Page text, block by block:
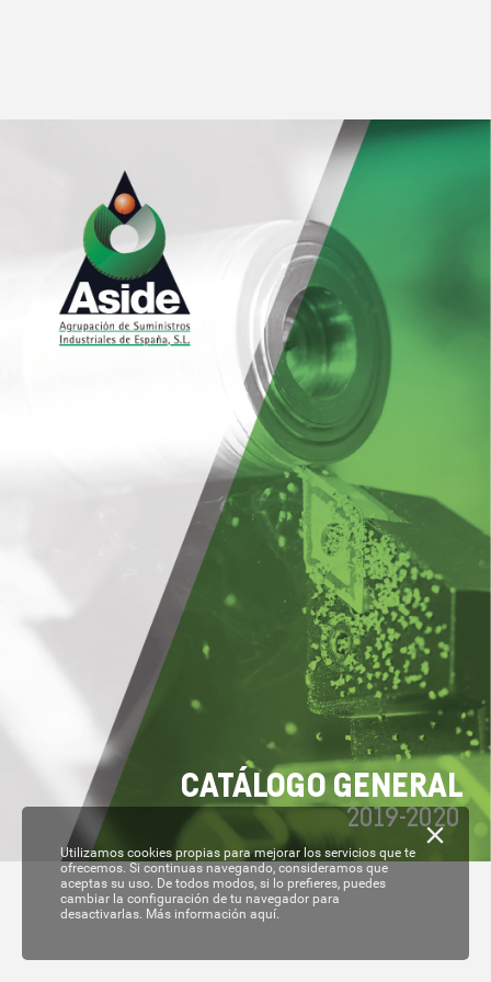
2019-2020
CATÁLOGO GENERAL
Utilizamos cookies propias para mejorar los servicios que te
ofrecemos. Si continuas navegando, consideramos que
aceptas su uso. De todos modos, si lo prefieres, puedes
cambiar la configuración de tu navegador para
desactivarlas. Más información aquí.